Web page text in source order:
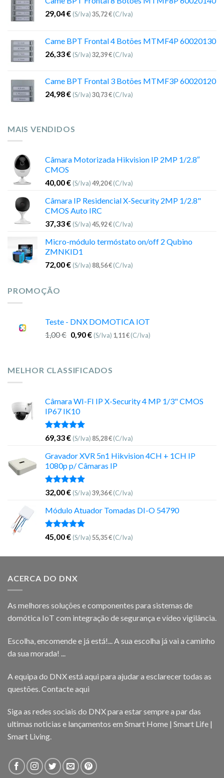
29,04€ (S/Iva)35,72€(C/Iva)
Came BPT Frontal 4 Botões MTMF4P 60020130
26,33€ (S/Iva)32,39€(C/Iva)
Came BPT Frontal 3 Botões MTMF3P 60020120
24,98€ (S/Iva)30,73€(C/Iva)
MAIS VENDIDOS
Câmara Motorizada Hikvision IP 2MP 1/2.8″
CMOS
40,00€ (S/Iva)49,20€(C/Iva)
Câmara IP Residencial X-Security 2MP 1/2.8"
CMOS Auto IRC
37,33€ (S/Iva)45,92€(C/Iva)
Micro-módulo termóstato on/off 2 Qubino
ZMNKID1
72,00€ (S/Iva) 88,56€(C/Iva)
PROMOÇÃO
Teste - DNX DOMOTICA IOT
1,00€ 0,90€ (S/Iva) 1,11€(C/Iva)
MELHOR CLASSIFICADOS
Câmara WI-FI IP X-Security 4 MP 1/3" CMOS
IP67 IK10
Avaliação
5.00
de 5
69,33€ (S/Iva) 85,28€(C/Iva)
Gravador XVR 5n1 Hikvision 4CH + 1CH IP
1080p p/ Câmaras IP
Avaliação
5.00
de 5
32,00€ (S/Iva)39,36€(C/Iva)
Módulo Atuador Tomadas DI-O 54790
Avaliação
5.00
de 5
45,00€ (S/Iva)55,35€(C/Iva)
ACERCA DO DNX
As melhores soluções e componentes para sistemas de
domótica IoT com integração de segurança e vídeo vigilância.
Escolha, encomende e já está!... A sua escolha já vai a caminho
da sua morada! ...
A equipa do DNX está aqui para ajudar a esclarecer todas as
questões. Contacte aqui
Siga as redes sociais do DNX para estar sempre a par das
ultimas noticias e lançamentos em Smart Home | Smart Life |
Smart Living.